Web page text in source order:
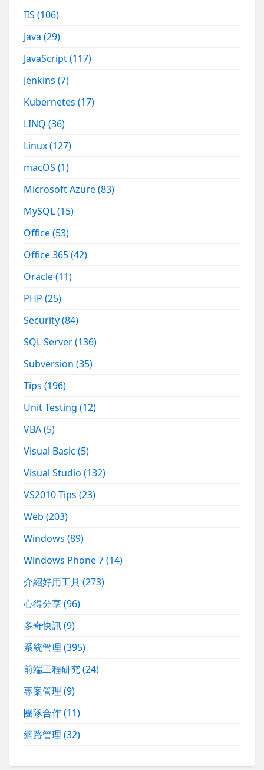
IIS(106)
Java(29)
JavaScript(117)
Jenkins(7)
Kubernetes(17)
LINQ(36)
Linux(127)
macOS(1)
Microsoft Azure(83)
MySQL(15)
Office(53)
Office 365(42)
Oracle(11)
PHP(25)
Security(84)
SQL Server(136)
Subversion(35)
Tips(196)
Unit Testing(12)
VBA(5)
Visual Basic(5)
Visual Studio(132)
VS2010 Tips(23)
Web(203)
Windows(89)
Windows Phone 7(14)
介紹好用工具(273)
心得分享(96)
多奇快訊(9)
系統管理(395)
前端工程研究(24)
專案管理(9)
團隊合作(11)
網路管理(32)